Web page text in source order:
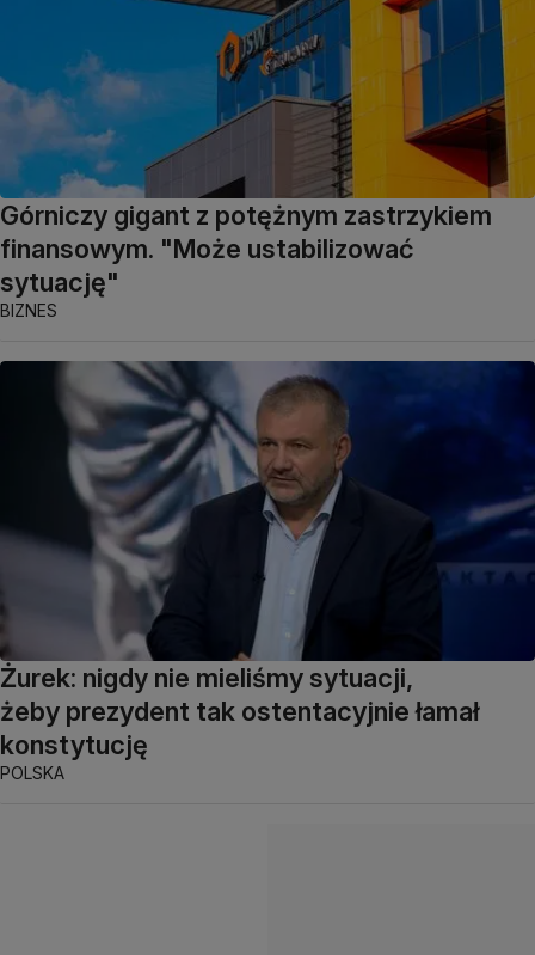
Górniczy gigant z potężnym zastrzykiem
finansowym. "Może ustabilizować
sytuację"
BIZNES
Żurek: nigdy nie mieliśmy sytuacji,
żeby prezydent tak ostentacyjnie łamał
konstytucję
POLSKA